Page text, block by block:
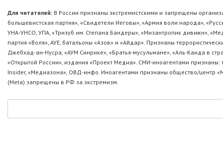
Для читателей: В России признаны экстремистскими и запрещены
большевистская партия», «Свидетели Иеговы», «Армия воли народа»,
УНА-УНСО, УПА, «Тризуб им. Степана Бандеры», «Мизантропик дивижн»,
партия «Воля», АУЕ, батальоны «Азов» и «Айдар». Признаны
Джебхад-ан-Нусра, «АУМ Синрике», «Братья-мусульмане», «Аль-Каида в
«Открытой России», издания «Проект Медиа». СМИ-иноагентами
Insider, «Медиазона», ОВД-инфо. Иноагентами признаны общество/центр
(Metа) запрещены в РФ за экстремизм.